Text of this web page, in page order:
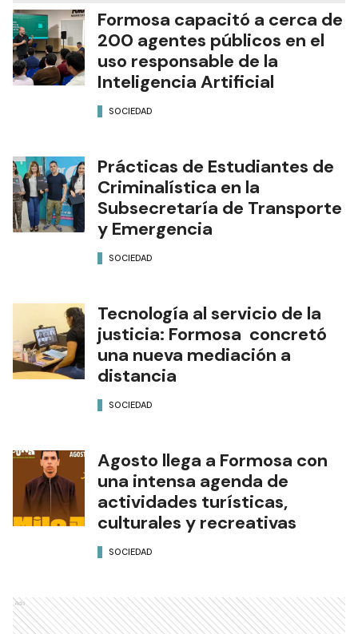
Formosa capacitó a cerca de
200 agentes públicos en el
uso responsable de la
Inteligencia Artificial
SOCIEDAD
Prácticas de Estudiantes de
Criminalística en la
Subsecretaría de Transporte
y Emergencia
SOCIEDAD
Tecnología al servicio de la
justicia: Formosa concretó
una nueva mediación a
distancia
SOCIEDAD
Agosto llega a Formosa con
una intensa agenda de
actividades turísticas,
culturales y recreativas
SOCIEDAD
Ads